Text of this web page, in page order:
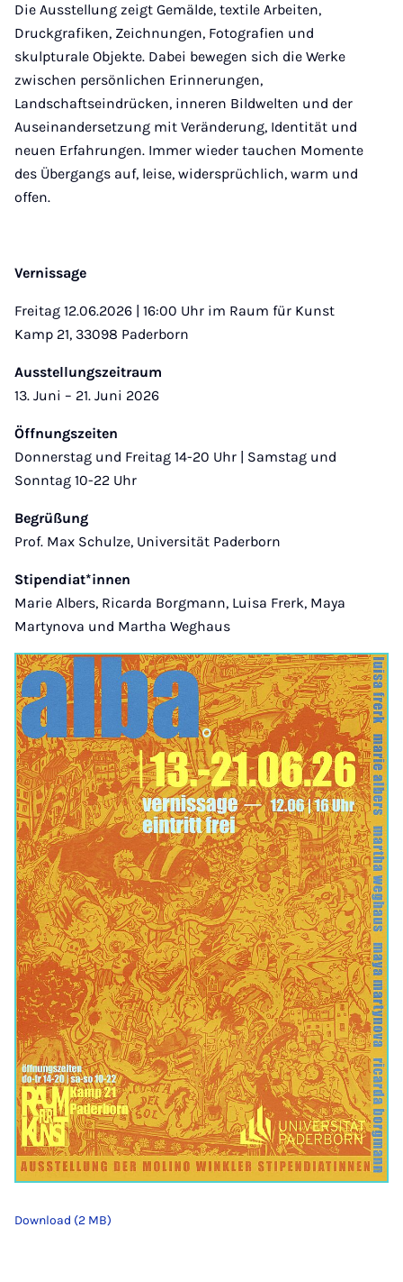
Die Ausstellung zeigt Gemälde, textile Arbeiten,
Druckgrafiken, Zeichnungen, Fotografien und
skulpturale Objekte. Dabei bewegen sich die Werke
zwischen persönlichen Erinnerungen,
Landschaftseindrücken, inneren Bildwelten und der
Auseinandersetzung mit Veränderung, Identität und
neuen Erfahrungen. Immer wieder tauchen Momente
des Übergangs auf, leise, widersprüchlich, warm und
offen.
Vernissage
Freitag 12.06.2026 | 16:00 Uhr im Raum für Kunst
Kamp 21, 33098 Paderborn
Ausstellungszeitraum
13. Juni – 21. Juni 2026
Öffnungszeiten
Donnerstag und Freitag 14-20 Uhr | Samstag und
Sonntag 10-22 Uhr
Begrüßung
Prof. Max Schulze, Universität Paderborn
Stipendiat*innen
Marie Albers, Ricarda Borgmann, Luisa Frerk, Maya
Martynova und Martha Weghaus
Download (2 MB)